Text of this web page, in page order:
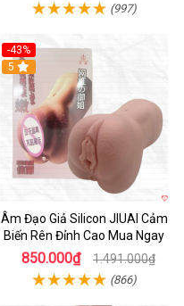
(997)
-43%
5
Âm Đạo Giả Silicon JIUAI Cảm
Biến Rên Đỉnh Cao Mua Ngay
850.000₫ 1.491.000₫
(866)